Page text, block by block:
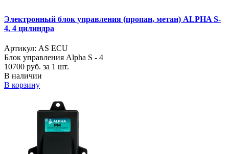
Электронный блок управления (пропан, метан) ALPHA S-
4, 4 цилиндра
Артикул: AS ECU
Блок управления Alpha S - 4
10700 руб. за 1 шт.
В наличии
В корзину